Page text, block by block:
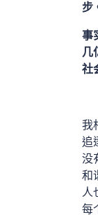
步
事
几
社
我
追
没
和
人
每